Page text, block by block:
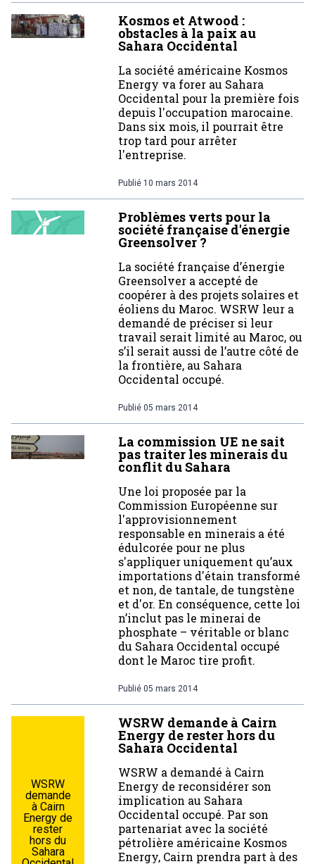
Kosmos et Atwood :
obstacles à la paix au
Sahara Occidental
La société américaine Kosmos
Energy va forer au Sahara
Occidental pour la première fois
depuis l'occupation marocaine.
Dans six mois, il pourrait être
trop tard pour arrêter
l'entreprise.
Publié 10 mars 2014
Problèmes verts pour la
société française d'énergie
Greensolver ?
La société française d’énergie
Greensolver a accepté de
coopérer à des projets solaires et
éoliens du Maroc. WSRW leur a
demandé de préciser si leur
travail serait limité au Maroc, ou
s’il serait aussi de l’autre côté de
la frontière, au Sahara
Occidental occupé.
Publié 05 mars 2014
La commission UE ne sait
pas traiter les minerais du
conflit du Sahara
Une loi proposée par la
Commission Européenne sur
l'approvisionnement
responsable en minerais a été
édulcorée pour ne plus
s'appliquer uniquement qu’aux
importations d'étain transformé
et non, de tantale, de tungstène
et d'or. En conséquence, cette loi
n’inclut pas le minerai de
phosphate – véritable or blanc
du Sahara Occidental occupé
dont le Maroc tire profit.
Publié 05 mars 2014
WSRW
demande
à Cairn
Energy de
rester
hors du
Sahara
WSRW demande à Cairn
Energy de rester hors du
Sahara Occidental
WSRW a demandé à Cairn
Energy de reconsidérer son
implication au Sahara
Occidental occupé. Par son
partenariat avec la société
pétrolière américaine Kosmos
Energy, Cairn prendra part à des